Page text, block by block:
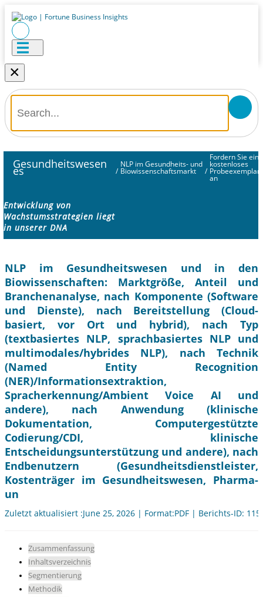
×
Gesundheitswesen
es /
NLP im Gesundheits- und
Biowissenschaftsmarkt /
Fordern Sie ein
kostenloses
Probeexemplar
an
Entwicklung von
Wachstumsstrategien liegt
in unserer DNA
NLP im Gesundheitswesen und in den
Biowissenschaften: Marktgröße, Anteil und
Branchenanalyse, nach Komponente (Software
und Dienste), nach Bereitstellung (Cloud-
basiert, vor Ort und hybrid), nach Typ
(textbasiertes NLP, sprachbasiertes NLP und
multimodales/hybrides NLP), nach Technik
(Named Entity Recognition
(NER)/Informationsextraktion,
Spracherkennung/Ambient Voice AI und
andere), nach Anwendung (klinische
Dokumentation, Computergestützte
Codierung/CDI, klinische
Entscheidungsunterstützung und andere), nach
Endbenutzern (Gesundheitsdienstleister,
Kostenträger im Gesundheitswesen, Pharma-
un
Zuletzt aktualisiert :June 25, 2026 | Format:PDF | Berichts-ID:
Zusammenfassung
Inhaltsverzeichnis
Segmentierung
Methodik